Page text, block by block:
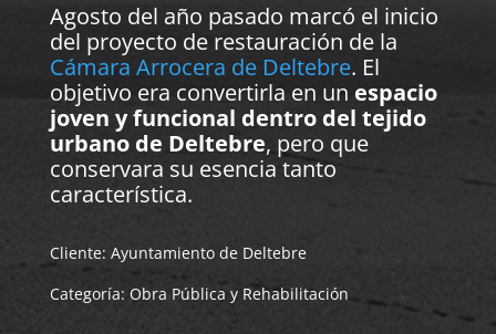
Agosto del año pasado marcó el inicio
del proyecto de restauración de la
Cámara Arrocera de Deltebre. El
objetivo era convertirla en un espacio
joven y funcional dentro del tejido
urbano de Deltebre, pero que
conservara su esencia tanto
característica.
Cliente: Ayuntamiento de Deltebre
Categoría: Obra Pública y Rehabilitación